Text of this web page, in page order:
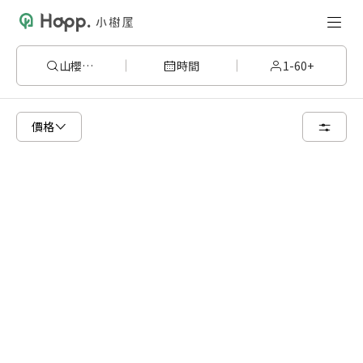
山櫻花6 時間 1-60+
價格
請嘗試變更或清除某些篩選條件，或著您可以調整地圖的搜尋區域